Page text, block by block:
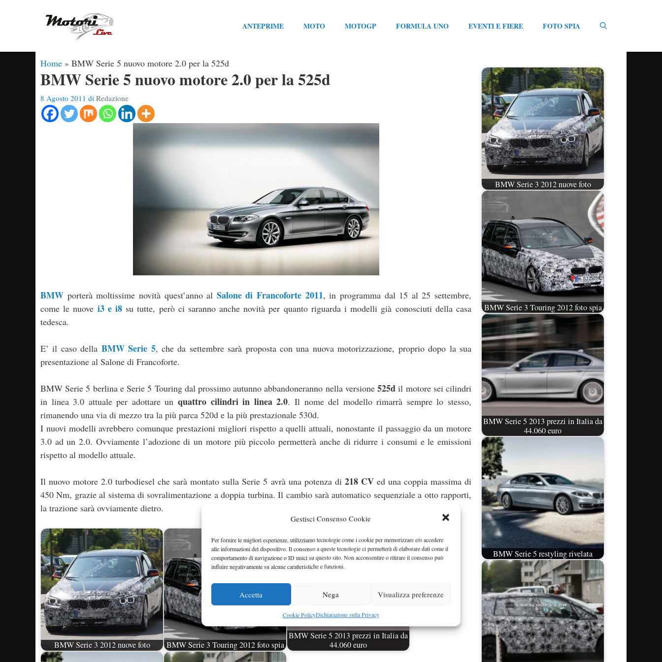
Gestisci Consenso Cookie
Per fornire le migliori esperienze, utilizziamo tecnologie come i cookie per memorizzare e/o accedere
alle informazioni del dispositivo. Il consenso a queste tecnologie ci permetterà di elaborare dati come il
comportamento di navigazione o ID unici su questo sito. Non acconsentire o ritirare il consenso può
influire negativamente su alcune caratteristiche e funzioni.
Accetta Nega Visualizza preferenze
Cookie PolicyDichiarazione sulla Privacy
ANTEPRIME MOTO MOTOGP FORMULA UNO EVENTI E FIERE FOTO SPIA
Home » BMW Serie 5 nuovo motore 2.0 per la 525d
BMW Serie 5 nuovo motore 2.0 per la 525d
8 Agosto 2011 di Redazione
BMW porterà moltissime novità quest’anno al Salone di Francoforte 2011, in programma dal 15 al 25 settembre,
come le nuove i3 e i8su tutte, però ci saranno anche novità per quanto riguarda i modelli già conosciuti della casa
tedesca.
E’ il caso della BMW Serie 5, che da settembre sarà proposta con una nuova motorizzazione, proprio dopo la sua
presentazione al Salone di Francoforte.
BMW Serie 5 berlina e Serie 5 Touring dal prossimo autunno abbandoneranno nella versione525d il motore sei cilindri
in linea 3.0 attuale per adottare unquattro cilindri in linea 2.0. Il nome del modello rimarrà sempre lo stesso,
rimanendo una via di mezzo tra la più parca 520d e la più prestazionale 530d.
I nuovi modelli avrebbero comunque prestazioni migliori rispetto a quelli attuali, nonostante il passaggio da un motore
3.0 ad un 2.0. Ovviamente l’adozione di un motore più piccolo permetterà anche di ridurre i consumi e le emissioni
rispetto al modello attuale.
Il nuovo motore 2.0 turbodiesel che sarà montato sulla Serie 5 avrà una potenza di 218 CVed una coppia massima di
450 Nm, grazie al sistema di sovralimentazione a doppia turbina. Il cambio sarà automatico sequenziale a otto rapporti,
la trazione sarà ovviamente dietro.
BMW Serie 3 2012 nuove foto BMW Serie 3 Touring 2012 foto spia
BMW Serie 5 2013 prezzi in Italia da
44.060 euro
BMW Serie 3 2012 nuove foto
BMW Serie 3 Touring 2012 foto spia
BMW Serie 5 2013 prezzi in Italia da
44.060 euro
BMW Serie 5 restyling rivelata